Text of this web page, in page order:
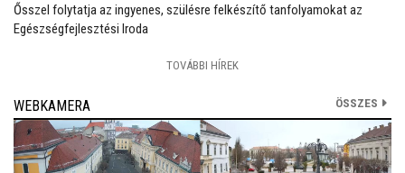
Ősszel folytatja az ingyenes, szülésre felkészítő tanfolyamokat az
Egészségfejlesztési Iroda
TOVÁBBI HÍREK
WEBKAMERA ÖSSZES